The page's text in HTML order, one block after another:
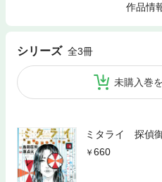
作品情
シリーズ 全3冊
未購入巻
ミタライ 探偵
660